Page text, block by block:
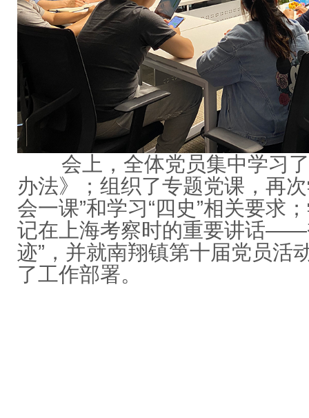
会上，全体党员集中学习了
办法》；组织了专题党课，再
会一课”和学习“四史”相关要求
记在上海考察时的重要讲话——
迹”，并就南翔镇第十届党员活
了工作部署。